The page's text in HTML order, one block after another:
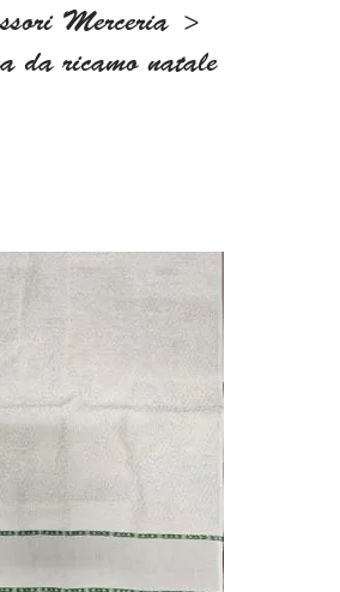
Merceria >
da ricamo natale